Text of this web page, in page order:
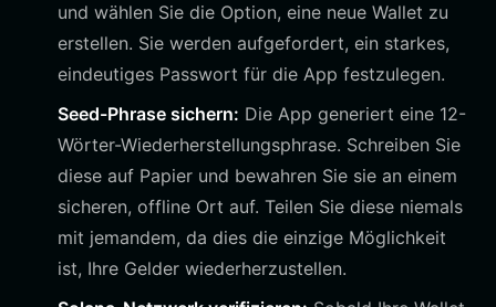
und wählen Sie die Option, eine neue Wallet zu
erstellen. Sie werden aufgefordert, ein starkes,
eindeutiges Passwort für die App festzulegen.
Seed-Phrase sichern: Die App generiert eine 12-
Wörter-Wiederherstellungsphrase. Schreiben Sie
diese auf Papier und bewahren Sie sie an einem
sicheren, offline Ort auf. Teilen Sie diese niemals
mit jemandem, da dies die einzige Möglichkeit
ist, Ihre Gelder wiederherzustellen.